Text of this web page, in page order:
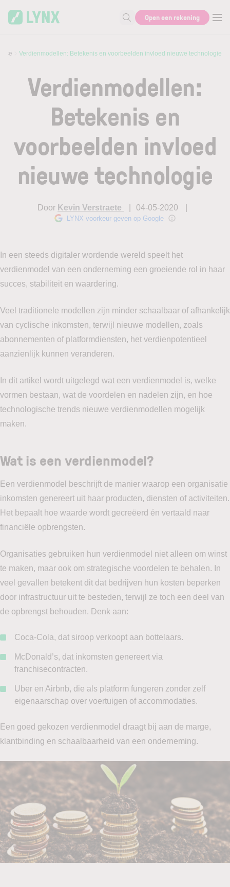
Zoek naar informatie
Open een rekening
Verdienmodellen: Betekenis en voorbeelden invloed nieuwe technologie
Verdienmodellen:
Betekenis en
voorbeelden invloed
nieuwe technologie
Door Kevin Verstraete 04-05-2020
LYNX voorkeur geven op Google
In een steeds digitaler wordende wereld speelt het
verdienmodel van een onderneming een groeiende rol in haar
succes, stabiliteit en waardering.
Veel traditionele modellen zijn minder schaalbaar of afhankelijk
van cyclische inkomsten, terwijl nieuwe modellen, zoals
abonnementen of platformdiensten, het verdienpotentieel
aanzienlijk kunnen veranderen.
In dit artikel wordt uitgelegd wat een verdienmodel is, welke
vormen bestaan, wat de voordelen en nadelen zijn, en hoe
technologische trends nieuwe verdienmodellen mogelijk
maken.
Wat is een verdienmodel?
Een verdienmodel beschrijft de manier waarop een organisatie
inkomsten genereert uit haar producten, diensten of activiteiten.
Het bepaalt hoe waarde wordt gecreëerd én vertaald naar
financiële opbrengsten.
Organisaties gebruiken hun verdienmodel niet alleen om winst
te maken, maar ook om strategische voordelen te behalen. In
veel gevallen betekent dit dat bedrijven hun kosten beperken
door infrastructuur uit te besteden, terwijl ze toch een deel van
de opbrengst behouden. Denk aan:
Coca-Cola, dat siroop verkoopt aan bottelaars.
McDonald’s, dat inkomsten genereert via
franchisecontracten.
Uber en Airbnb, die als platform fungeren zonder zelf
eigenaarschap over voertuigen of accommodaties.
Een goed gekozen verdienmodel draagt bij aan de marge,
klantbinding en schaalbaarheid van een onderneming.